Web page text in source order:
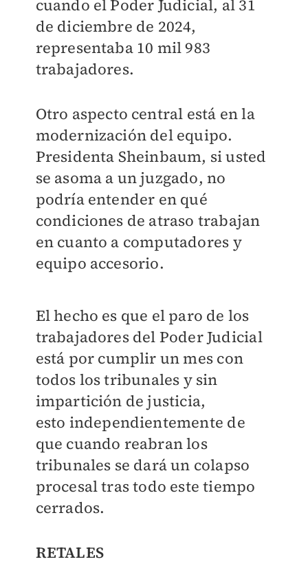
cuando el Poder Judicial, al 31
de diciembre de 2024,
representaba 10 mil 983
trabajadores.
Otro aspecto central está en la
modernización del equipo.
Presidenta Sheinbaum, si usted
se asoma a un juzgado, no
podría entender en qué
condiciones de atraso trabajan
en cuanto a computadores y
equipo accesorio.
El hecho es que el paro de los
trabajadores del Poder Judicial
está por cumplir un mes con
todos los tribunales y sin
impartición de justicia,
esto independientemente de
que cuando reabran los
tribunales se dará un colapso
procesal tras todo este tiempo
cerrados.
RETALES